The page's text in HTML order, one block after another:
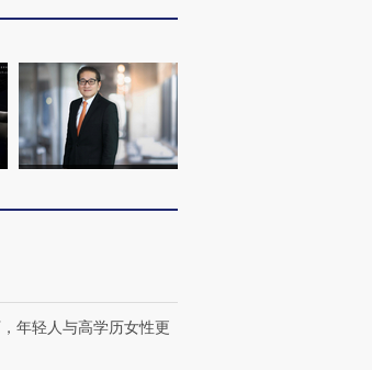
拱下台
飞地休达
呈现】寻找100种
【商旅对话】华住集团
CFO：不靠规模取胜，华
年轻人与高学历女性更